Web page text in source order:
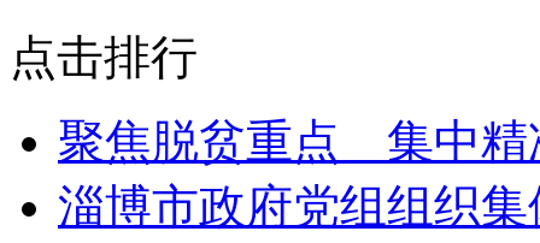
点击排行
聚焦脱贫重点 集中精
淄博市政府党组组织